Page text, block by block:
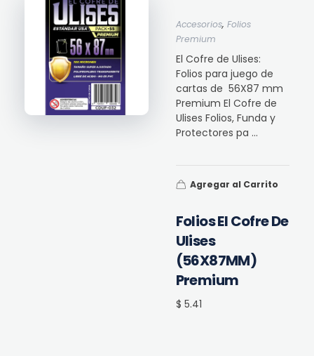
Folios El Cofre De
Ulises
(56X87MM)
Premium
$ 5.41
Accesorios, Folios
Premium
El Cofre de Ulises:
Folios para juego de
cartas de 56X87 mm
Premium El Cofre de
Ulises Folios, Funda y
Protectores pa ...
Agregar al Carrito